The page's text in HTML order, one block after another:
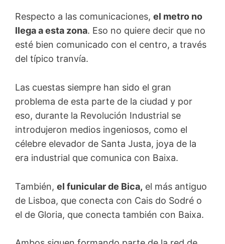
Respecto a las comunicaciones, el metro no
llega a esta zona. Eso no quiere decir que no
esté bien comunicado con el centro, a través
del típico tranvía.
Las cuestas siempre han sido el gran
problema de esta parte de la ciudad y por
eso, durante la Revolución Industrial se
introdujeron medios ingeniosos, como el
célebre elevador de Santa Justa, joya de la
era industrial que comunica con Baixa.
También, el funicular de Bica, el más antiguo
de Lisboa, que conecta con Cais do Sodré o
el de Gloria, que conecta también con Baixa.